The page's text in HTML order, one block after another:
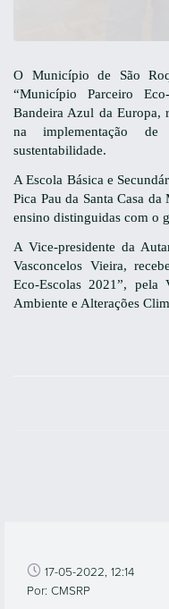
O Município de São
“Município Parceiro
Bandeira Azul da Europa,
na implementação
sustentabilidade.
A Escola Básica e
Pica Pau da Santa Casa
ensino distinguidas com o
A Vice-presidente da
Vasconcelos Vieira,
Eco-Escolas 2021”, pela
Ambiente e Alterações
17-05-2022, 12:14
Por: CMSRP